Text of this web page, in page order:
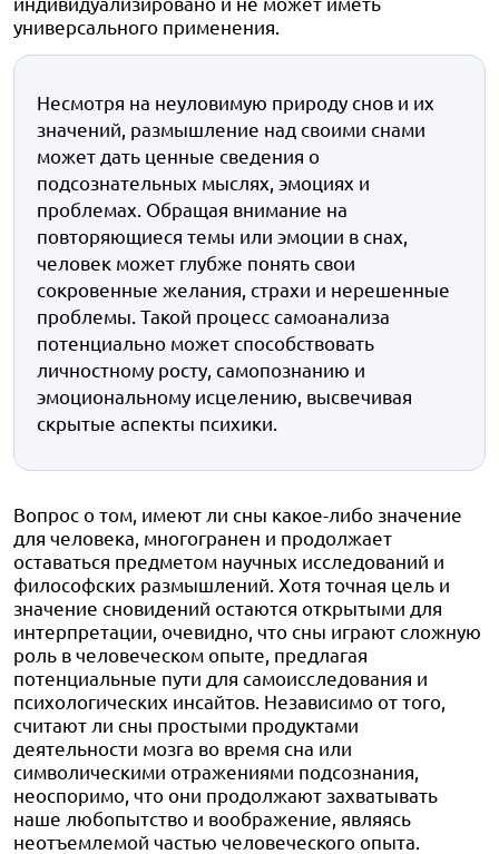
универсального применения.
Несмотря на неуловимую природу снов и их
значений, размышление над своими снами
может дать ценные сведения о
подсознательных мыслях, эмоциях и
проблемах. Обращая внимание на
повторяющиеся темы или эмоции в снах,
человек может глубже понять свои
сокровенные желания, страхи и нерешенные
проблемы. Такой процесс самоанализа
потенциально может способствовать
личностному росту, самопознанию и
эмоциональному исцелению, высвечивая
скрытые аспекты психики.
Вопрос о том, имеют ли сны какое-либо значение
для человека, многогранен и продолжает
оставаться предметом научных исследований и
философских размышлений. Хотя точная цель и
значение сновидений остаются открытыми для
интерпретации, очевидно, что сны играют сложную
роль в человеческом опыте, предлагая
потенциальные пути для самоисследования и
психологических инсайтов. Независимо от того,
считают ли сны простыми продуктами
деятельности мозга во время сна или
символическими отражениями подсознания,
неоспоримо, что они продолжают захватывать
наше любопытство и воображение, являясь
неотъемлемой частью человеческого опыта.